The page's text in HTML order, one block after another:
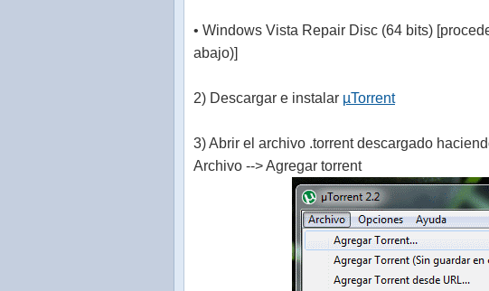
• Windows Vista Repair Disc (64 bits)
abajo)]
2) Descargar e instalar µTorrent
3) Abrir el archivo .torrent descargado
Archivo --> Agregar torrent